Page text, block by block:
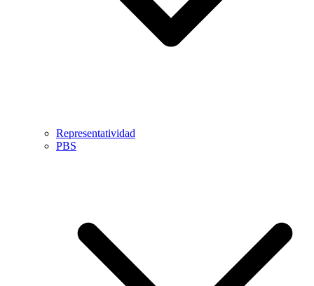
Representatividad
PBS